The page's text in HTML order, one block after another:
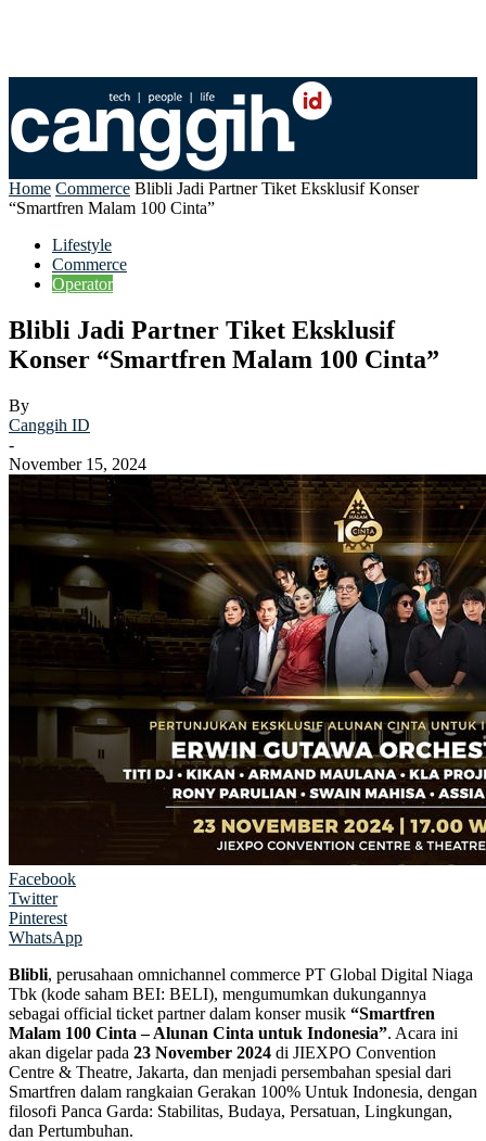
Home Commerce Blibli Jadi Partner Tiket Eksklusif Konser
“Smartfren Malam 100 Cinta”
Lifestyle
Commerce
Operator
Blibli Jadi Partner Tiket Eksklusif
Konser “Smartfren Malam 100 Cinta”
By
Canggih ID
-
November 15, 2024
Facebook
Twitter
Pinterest
WhatsApp
Blibli, perusahaan omnichannel commerce PT Global Digital Niaga
Tbk (kode saham BEI: BELI), mengumumkan dukungannya
sebagai official ticket partner dalam konser musik “Smartfren
Malam 100 Cinta – Alunan Cinta untuk Indonesia”. Acara ini
akan digelar pada 23 November 2024 di JIEXPO Convention
Centre & Theatre, Jakarta, dan menjadi persembahan spesial dari
Smartfren dalam rangkaian Gerakan 100% Untuk Indonesia, dengan
filosofi Panca Garda: Stabilitas, Budaya, Persatuan, Lingkungan,
dan Pertumbuhan.